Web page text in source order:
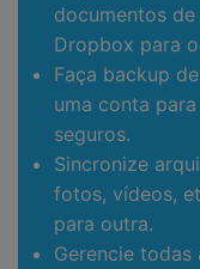
documentos
Dropbox para
Faça backup
uma conta
seguros.
Sincronize
fotos, vídeos,
para outra.
Gerencie todas